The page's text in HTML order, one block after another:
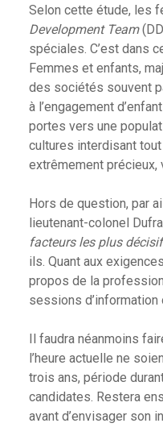
Selon cette étude, les
Development Team
spéciales. C’est dans
Femmes et enfants,
des sociétés souvent
à l’engagement
portes vers une
cultures interdisant
extrêmement précieux,
Hors de question, par
lieutenant-colonel
facteurs les plus
ils. Quant aux
propos de la
sessions
Il faudra néanmoins
l’heure actuelle ne
trois ans, période
candidates. Restera
avant d’envisager son